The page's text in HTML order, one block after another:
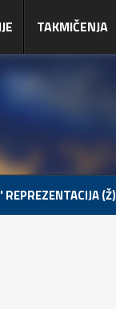
TAKMIČENJA
REPREZENTACIJA (Ž)